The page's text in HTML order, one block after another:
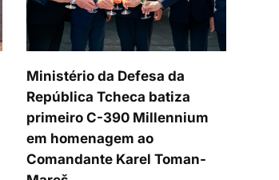
Ministério da Defesa da
República Tcheca batiza
primeiro C-390 Millennium
em homenagem ao
Comandante Karel Toman-